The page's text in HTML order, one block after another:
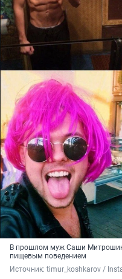
В прошлом муж Саши
пищевым поведением
Источник: timur_koshkarov /